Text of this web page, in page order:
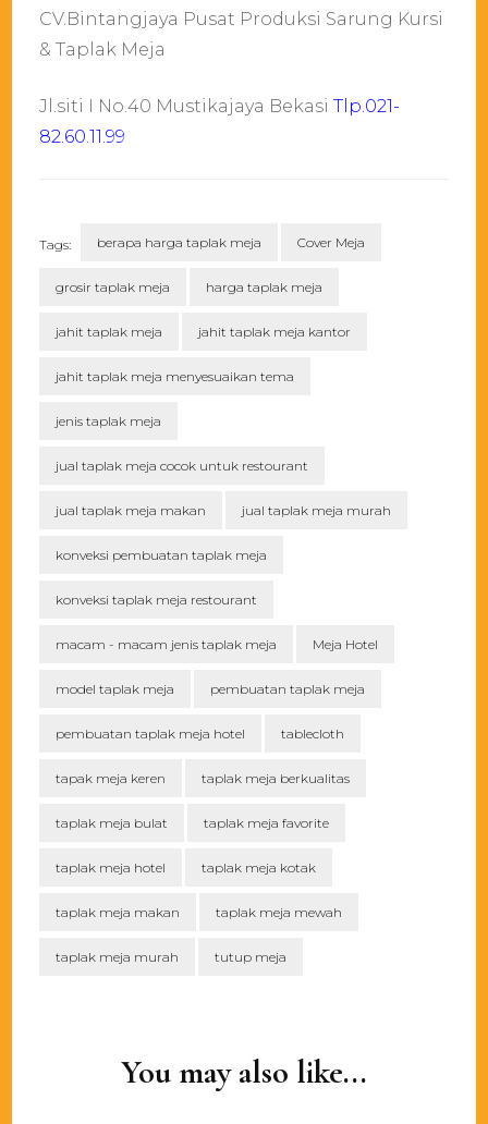
CV.Bintangjaya Pusat Produksi Sarung Kursi
& Taplak Meja
Jl.siti I No.40 Mustikajaya BekasiTlp.021-
82.60.11.99
Tags: berapa harga taplak meja Cover Meja
grosir taplak meja harga taplak meja
jahit taplak meja jahit taplak meja kantor
jahit taplak meja menyesuaikan tema
jenis taplak meja
jual taplak meja cocok untuk restourant
jual taplak meja makan jual taplak meja murah
konveksi pembuatan taplak meja
konveksi taplak meja restourant
macam - macam jenis taplak meja Meja Hotel
model taplak meja pembuatan taplak meja
pembuatan taplak meja hotel tablecloth
tapak meja keren taplak meja berkualitas
taplak meja bulat taplak meja favorite
taplak meja hotel taplak meja kotak
taplak meja makan taplak meja mewah
taplak meja murah tutup meja
You may also like...